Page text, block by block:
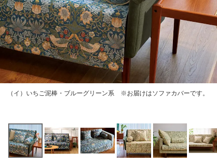
（イ）いちご泥棒・ブルーグリーン系 ※お届けはソファカバーです。